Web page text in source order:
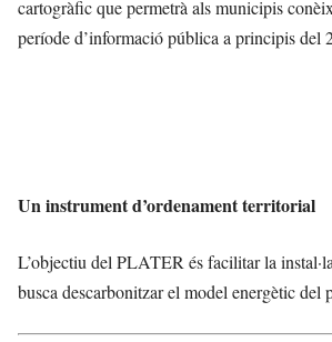
cartogràfic que permetrà als municipis
període d’informació pública a principis del
Un instrument d’ordenament territorial
L’objectiu del PLATER és facilitar la
busca descarbonitzar el model energètic